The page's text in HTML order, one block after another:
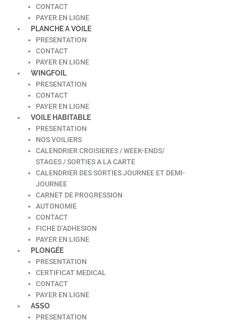
CONTACT
PAYER EN LIGNE
PLANCHE A VOILE
PRESENTATION
CONTACT
PAYER EN LIGNE
WINGFOIL
PRESENTATION
CONTACT
PAYER EN LIGNE
VOILE HABITABLE
PRESENTATION
NOS VOILIERS
CALENDRIER CROISIERES / WEEK-ENDS/
STAGES / SORTIES A LA CARTE
CALENDRIER DES SORTIES JOURNEE ET DEMI-
JOURNEE
CARNET DE PROGRESSION
AUTONOMIE
CONTACT
FICHE D’ADHESION
PAYER EN LIGNE
PLONGÉE
PRESENTATION
CERTIFICAT MEDICAL
CONTACT
PAYER EN LIGNE
ASSO
PRESENTATION